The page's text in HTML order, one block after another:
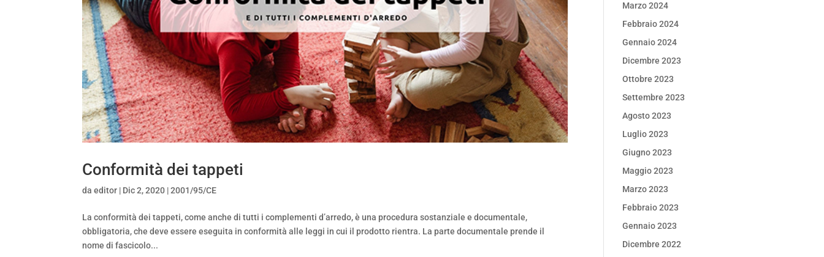
Conformità dei tappeti
daeditor | Dic 2, 2020 |2001/95/CE
La conformità dei tappeti, come anche di tutti i complementi d’arredo, è una procedura sostanziale e documentale,
obbligatoria, che deve essere eseguita in conformità alle leggi in cui il prodotto rientra. La parte documentale prende il
nome di fascicolo...
Marzo 2024
Febbraio 2024
Gennaio 2024
Dicembre 2023
Ottobre 2023
Settembre 2023
Agosto 2023
Luglio 2023
Giugno 2023
Maggio 2023
Marzo 2023
Febbraio 2023
Gennaio 2023
Dicembre 2022